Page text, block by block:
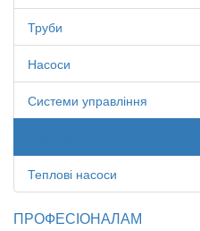
Труби
Насоси
Системи управління
Теплові насоси
ПРОФЕСІОНАЛАМ